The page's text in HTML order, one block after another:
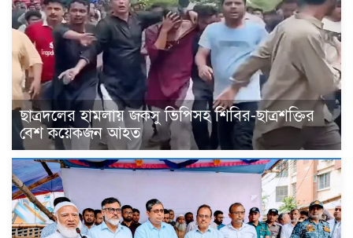
ছাত্রদলের হামলায় জকসু ভিপিসহ শিবির-ছাত্রশক্তির
বেশ কয়েকজন আহত